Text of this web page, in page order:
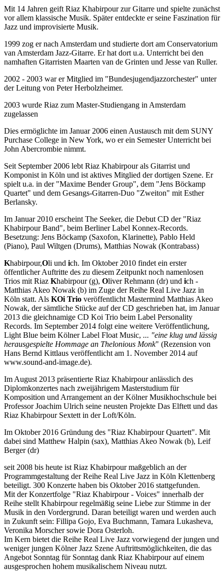
Mit 14 Jahren geift Riaz Khabirpour zur Gitarre und spielte zunächst
vor allem klassische Musik. Später entdeckte er seine Faszination für
Jazz und improvisierte Musik.
1999 zog er nach Amsterdam und studierte dort am Conservatorium
van Amsterdam Jazz-Gitarre. Er hat dort u.a. Unterricht bei den
namhaften Gitarristen Maarten van de Grinten und Jesse van Ruller.
2002 - 2003 war er Mitglied im "Bundesjugendjazzorchester" unter
der Leitung von Peter Herbolzheimer.
2003 wurde Riaz zum Master-Studiengang in Amsterdam
zugelassen
Dies ermöglichte im Januar 2006 einen Austausch mit dem SUNY
Purchase College in New York, wo er ein Semester Unterricht bei
John Abercrombie nimmt.
Seit September 2006 lebt Riaz Khabirpour als Gitarrist und
Komponist in Köln und ist aktives Mitglied der dortigen Szene. Er
spielt u.a. in der "Maxime Bender Group", dem "Jens Böckamp
Quartet" und dem Gesangs-Gitarren-Duo "Zweiton" mit Esther
Berlansky.
Im Januar 2010 erscheint The Seeker, die Debut CD der "Riaz
Khabirpour Band", beim Berliner Label Konnex-Records.
Besetzung: Jens Böckamp (Saxofon, Klarinette), Pablo Held
(Piano), Paul Wiltgen (Drums), Matthias Nowak (Kontrabass)
Khabirpour,Oli und ich. Im Oktober 2010 findet ein erster
öffentlicher Auftritte des zu diesem Zeitpunkt noch namenlosen
Trios mit Riaz Khabirpour (g), Oliver Rehmann (dr) und ich -
Matthias Akeo Nowak (b) im Zuge der Reihe Real Live Jazz in
Köln statt. Als KOi Trio veröffentlicht Mastermind Matthias Akeo
Nowak, der sämtliche Stücke auf der CD geschrieben hat, im Januar
2013 die gleichnamige CD Koi Trio beim Label Personality
Records. Im September 2014 folgt eine weitere Veröffentlichung,
Light Blue beim Kölner Label Float Music, ... "eine klug und lässig
herausgespielte Hommage an Thelonious Monk" (Rezension von
Hans Bernd Kittlaus veröffentlicht am 1. November 2014 auf
www.sound-and-image.de).
Im August 2013 präsentierte Riaz Khabirpour anlässlich des
Diplomkonzertes nach zweijährigem Masterstudium für
Komposition und Arrangement an der Kölner Musikhochschule bei
Professor Joachim Ulrich seine neusten Projekte Das Elftett und das
Riaz Khabirpour Sextett in der Loft/Köln.
Im Oktober 2016 Gründung des "Riaz Khabirpour Quartett". Mit
dabei sind Matthew Halpin (sax), Matthias Akeo Nowak (b), Leif
Berger (dr)
seit 2008 bis heute ist Riaz Khabirpour maßgeblich an der
Programmgestaltung der Reihe Real Live Jazz in Köln Klettenberg
beteiligt. 300 Konzerte haben bis Oktober 2016 stattgefunden.
Mit der Konzertfolge "Riaz Khabirpour - Voices" innerhalb der
Reihe stellt Khabirpour regelmäßig seine Liebe zur Stimme in der
Musik in den Vordergrund. Daran beteiligt waren und werden auch
in Zukunft sein: Fillipa Gojo, Eva Buchmann, Tamara Lukasheva,
Veronika Morschersowie Dora Osterloh.
Im Kern bietet die Reihe Real Live Jazz vorwiegend der jungen und
weniger jungen Kölner Jazz Szene Auftrittsmöglichkeiten, die das
Angebot Sonntag für Sonntag dank Riaz Khabirpour auf einem
ausgesprochen hohem musikalischem Niveau nutzt.